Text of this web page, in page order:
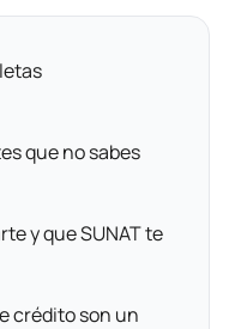
que no sabes
y que SUNAT te
crédito son un